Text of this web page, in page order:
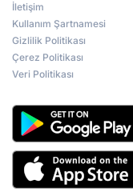
İletişim
Kullanım Şartnamesi
Gizlilik Politikası
Çerez Politikası
Veri Politikası